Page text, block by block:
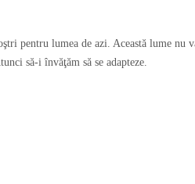
pentru lumea de azi. Această lume
să-i învăţăm să se adapteze.